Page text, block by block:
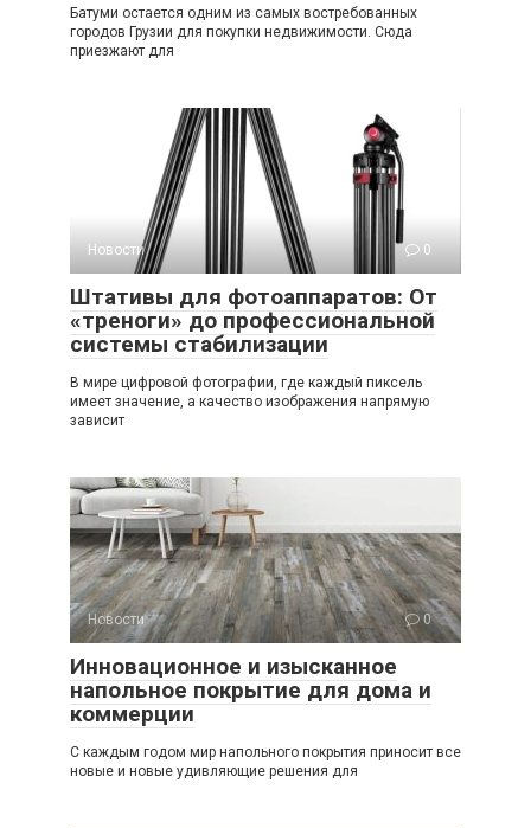
Батуми остается одним из самых востребованных
городов Грузии для покупки недвижимости. Сюда
приезжают для
Новости 0
Штативы для фотоаппаратов: От
«треноги» до профессиональной
системы стабилизации
В мире цифровой фотографии, где каждый пиксель
имеет значение, а качество изображения напрямую
зависит
Новости 0
Инновационное и изысканное
напольное покрытие для дома и
коммерции
С каждым годом мир напольного покрытия приносит все
новые и новые удивляющие решения для